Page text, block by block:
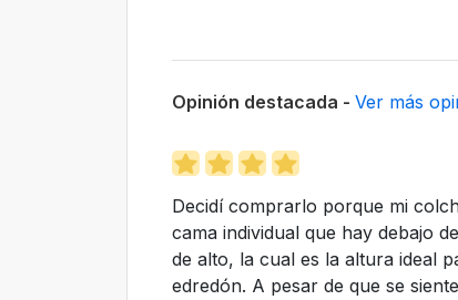
Opinión destacada - Ver más
Decidí comprarlo porque mi
cama individual que hay debajo
de alto, la cual es la altura ideal
edredón. A pesar de que se